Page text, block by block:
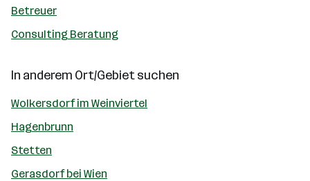
Betreuer
Consulting Beratung
In anderem Ort/Gebiet suchen
Wolkersdorf im Weinviertel
Hagenbrunn
Stetten
Gerasdorf bei Wien